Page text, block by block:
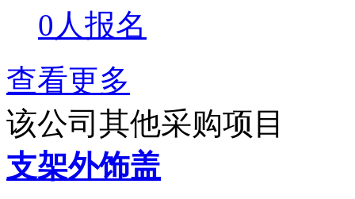
0人报名
查看更多
该公司其他采购项目
支架外饰盖